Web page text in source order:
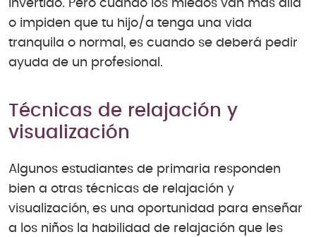
invertido. Pero cuando los miedos van más allá
o impiden que tu hijo/a tenga una vida
tranquila o normal, es cuando se deberá pedir
ayuda de un profesional.
Técnicas de relajación y
visualización
Algunos estudiantes de primaria responden
bien a otras técnicas de relajación y
visualización, es una oportunidad para enseñar
a los niños la habilidad de relajación que les